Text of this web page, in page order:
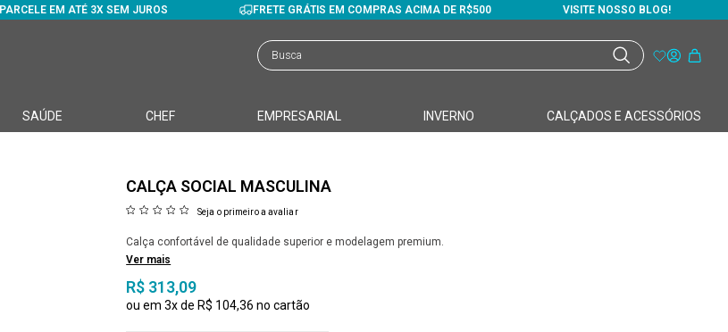
PARCELE EM ATÉ 3X SEM JUROS FRETE GRÁTIS EM COMPRAS ACIMA DE R$500 VISITE NOSSO BLOG!
SAÚDE CHEF EMPRESARIAL INVERNO CALÇADOS E ACESSÓRIOS
CALÇA SOCIAL MASCULINA
Seja o primeiro a avaliar
Calça confortável de qualidade superior e modelagem premium.
Ver mais
R$ 313,09
3x R$ 104,36